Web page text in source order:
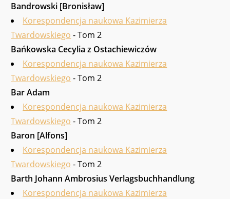
Bandrowski [Bronisław]
Korespondencja naukowa Kazimierza
Twardowskiego - Tom 2
Bańkowska Cecylia z Ostachiewiczów
Korespondencja naukowa Kazimierza
Twardowskiego - Tom 2
Bar Adam
Korespondencja naukowa Kazimierza
Twardowskiego - Tom 2
Baron [Alfons]
Korespondencja naukowa Kazimierza
Twardowskiego - Tom 2
Barth Johann Ambrosius Verlagsbuchhandlung
Korespondencja naukowa Kazimierza